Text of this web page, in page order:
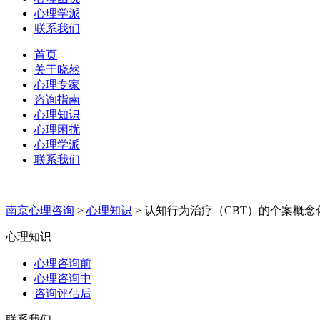
心理学派
联系我们
首页
关于晓然
心理专家
咨询指南
心理知识
心理困扰
心理学派
联系我们
南京心理咨询 > 心理知识 > 认知行为治疗（CBT）的个案概念
心理知识
心理咨询前
心理咨询中
咨询评估后